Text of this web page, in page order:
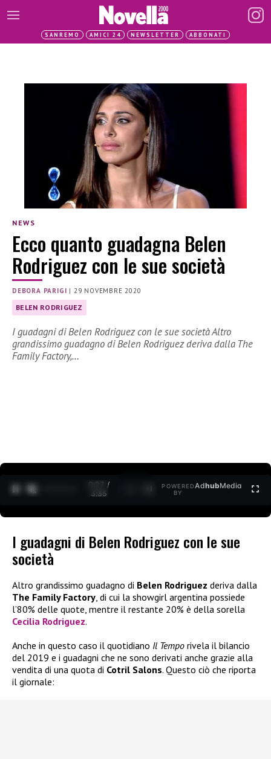
SANREMO AMICI 24 NEWSLETTER ABBONATI
NEWS
Ecco quanto guadagna Belen
Rodriguez con le sue società
DEBORA PARIGI | 29 NOVEMBRE 2020
BELEN RODRIGUEZ
I guadagni di Belen Rodriguez con le sue società Altro
grandissimo guadagno di Belen Rodriguez deriva dalla The
Family Factory,…
0:27 /
3:35
POWERED
BY
AdhubMedia
I guadagni di Belen Rodriguez con le sue
società
Altro grandissimo guadagno di Belen Rodriguez deriva dalla
The Family Factory, di cui la showgirl argentina possiede
l’80% delle quote, mentre il restante 20% è della sorella
Cecilia Rodriguez.
Anche in questo caso il quotidiano Il Tempo rivela il bilancio
del 2019 e i guadagni che ne sono derivati anche grazie alla
vendita di una quota di Cotril Salons. Questo ciò che riporta
il giornale: